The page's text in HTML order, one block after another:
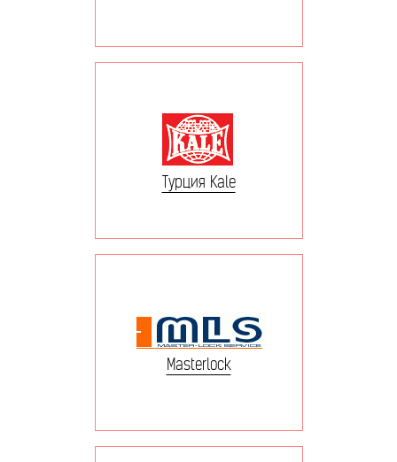
Турция Kale
Masterlock